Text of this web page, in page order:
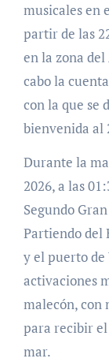
musicales en
partir de las
en la zona
cabo la
con la que se
bienvenida al
Durante la
2026, a las
Segundo
Partiendo del
y el puerto de
activaciones
malecón, con
para recibir
mar.